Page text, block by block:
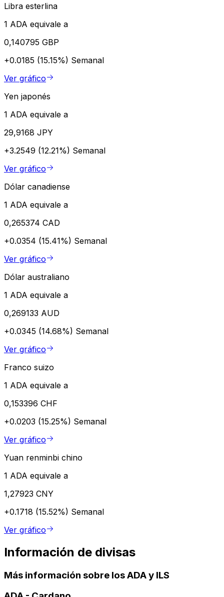
Libra esterlina
1 ADA equivale a
0,140795 GBP
+0.0185 (15.15%) Semanal
Ver gráfico
Yen japonés
1 ADA equivale a
29,9168 JPY
+3.2549 (12.21%) Semanal
Ver gráfico
Dólar canadiense
1 ADA equivale a
0,265374 CAD
+0.0354 (15.41%) Semanal
Ver gráfico
Dólar australiano
1 ADA equivale a
0,269133 AUD
+0.0345 (14.68%) Semanal
Ver gráfico
Franco suizo
1 ADA equivale a
0,153396 CHF
+0.0203 (15.25%) Semanal
Ver gráfico
Yuan renminbi chino
1 ADA equivale a
1,27923 CNY
+0.1718 (15.52%) Semanal
Ver gráfico
Información de divisas
Más información sobre los ADA y ILS